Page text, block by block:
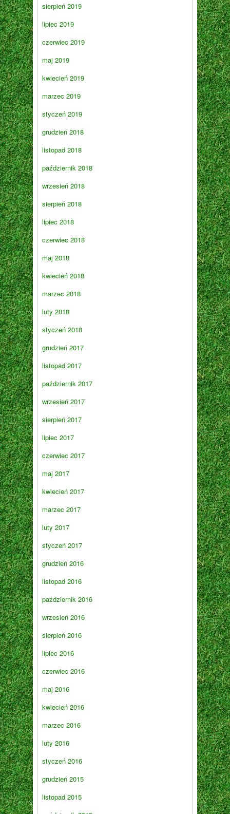
sierpień 2019
lipiec 2019
czerwiec 2019
maj 2019
kwiecień 2019
marzec 2019
styczeń 2019
grudzień 2018
listopad 2018
październik 2018
wrzesień 2018
sierpień 2018
lipiec 2018
czerwiec 2018
maj 2018
kwiecień 2018
marzec 2018
luty 2018
styczeń 2018
grudzień 2017
listopad 2017
październik 2017
wrzesień 2017
sierpień 2017
lipiec 2017
czerwiec 2017
maj 2017
kwiecień 2017
marzec 2017
luty 2017
styczeń 2017
grudzień 2016
listopad 2016
październik 2016
wrzesień 2016
sierpień 2016
lipiec 2016
czerwiec 2016
maj 2016
kwiecień 2016
marzec 2016
luty 2016
styczeń 2016
grudzień 2015
listopad 2015